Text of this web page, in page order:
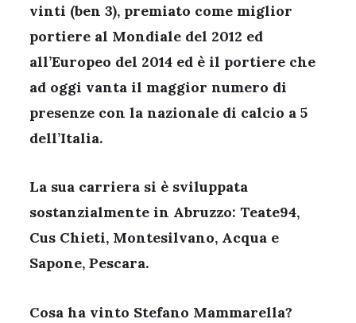
vinti (ben 3), premiato come miglior
portiere al Mondiale del 2012 ed
all’Europeo del 2014 ed è il portiere che
ad oggi vanta il maggior numero di
presenze con la nazionale di calcio a 5
dell’Italia.
La sua carriera si è sviluppata
sostanzialmente in Abruzzo: Teate94,
Cus Chieti, Montesilvano, Acqua e
Sapone, Pescara.
Cosa ha vinto Stefano Mammarella?